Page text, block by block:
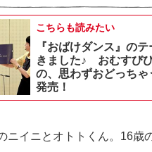
こちらも読みたい
『おばけダンス』の
きました♪ おむすび
の、思わずおどっちゃ
発売！
ニイニとオトトくん。16歳